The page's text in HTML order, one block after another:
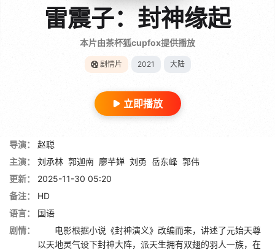
雷震子：封神缘起
本片由茶杯狐cupfox提供播放
剧情片 2021 大陆
立即播放
导演：
赵聪
主演：
刘承林 郭迦南 廖芊婵 刘勇 岳东峰 郭伟
更新：
2025-11-30 05:20
备注：
HD
语言：
国语
剧情：
电影根据小说《封神演义》改编而来，讲述了元始天尊
以天地灵气设下封神大阵，派天生拥有双翅的羽人一族，在